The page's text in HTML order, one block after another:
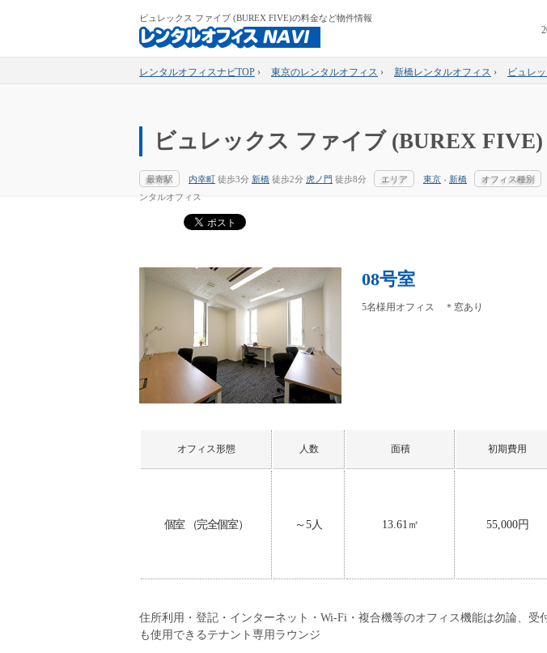
ビュレックス ファイブ (BUREX FIVE)の料金など物件情報
レンタルオフィスナビTOP › 東京のレンタルオフィス › 新橋レンタルオフィス › ビュレ
ビュレックス ファイブ (BUREX FIVE)
最寄駅 内幸町 徒歩3分 新橋 徒歩2分 虎ノ門 徒歩8分 エリア 東京 › 新橋 オフィス種別
ンタルオフィス
08号室
5名様用オフィス ＊窓あり
オフィス形態 人数 面積 初期費用
個室 （完全個室） ～5人 13.61㎡ 55,000円
住所利用・登記・インターネット・Wi-Fi・複合機等のオフィス機能は勿論、
も使用できるテナント専用ラウンジ